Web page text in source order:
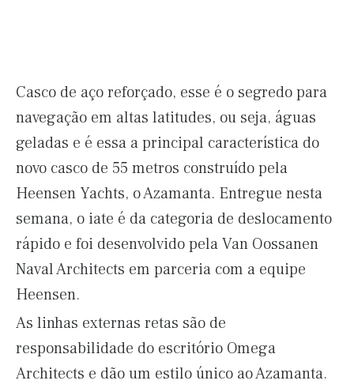
Casco de aço reforçado, esse é o segredo para
navegação em altas latitudes, ou seja, águas
geladas e é essa a principal característica do
novo casco de 55 metros construído pela
Heensen Yachts, o Azamanta. Entregue nesta
semana, o iate é da categoria de deslocamento
rápido e foi desenvolvido pela Van Oossanen
Naval Architects em parceria com a equipe
Heensen.
As linhas externas retas são de
responsabilidade do escritório Omega
Architects e dão um estilo único ao Azamanta.